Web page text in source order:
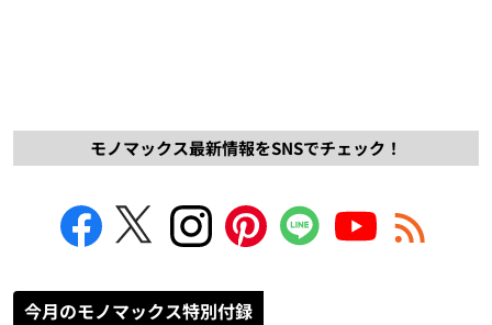
モノマックス最新情報をSNSでチェック！
今月のモノマックス特別付録